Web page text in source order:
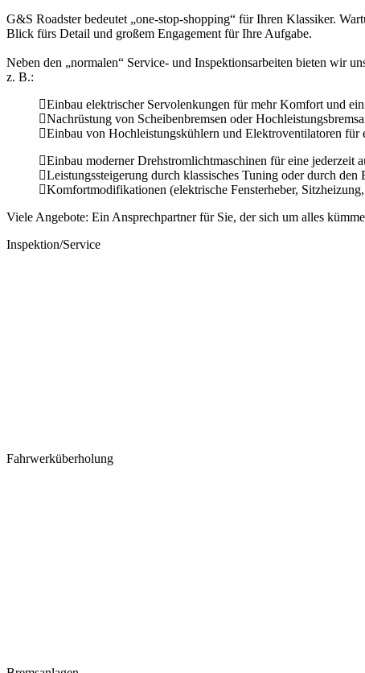
G&S Roadster bedeutet „one-stop-shopping“ für Ihren Klassiker.
Blick fürs Detail und großem Engagement für Ihre Aufgabe.
Neben den „normalen“ Service- und Inspektionsarbeiten bieten wir
z. B.:
Einbau elektrischer Servolenkungen für mehr Komfort und
Nachrüstung von Scheibenbremsen oder
Einbau von Hochleistungskühlern und Elektroventilatoren für
Einbau moderner Drehstromlichtmaschinen für eine jederzeit
Leistungssteigerung durch klassisches Tuning oder durch
Komfortmodifikationen (elektrische Fensterheber,
Viele Angebote: Ein Ansprechpartner für Sie, der sich um alles
Inspektion/Service
Fahrwerküberholung